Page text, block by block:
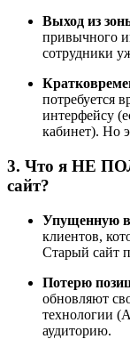
Выход из
привычного
сотрудники
потребуется
интерфейсу
кабинет). Но
3. Что я НЕ
сайт?
Упущенную
клиентов,
Старый сайт
Потерю
обновляют
технологии
аудиторию.